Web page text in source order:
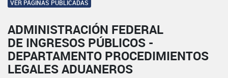
VER PÁGINAS PUBLICADAS
ADMINISTRACIÓN FEDERAL
DE INGRESOS PÚBLICOS -
DEPARTAMENTO PROCEDIMIENTOS
LEGALES ADUANEROS